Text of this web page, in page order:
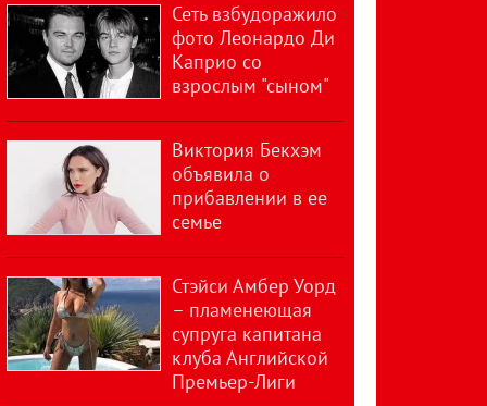
Сеть взбудоражило
фото Леонардо Ди
Каприо со
взрослым "сыном"
Виктория Бекхэм
объявила о
прибавлении в ее
семье
Стэйси Амбер Уорд
– пламенеющая
супруга капитана
клуба Английской
Премьер-Лиги